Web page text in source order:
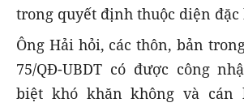
trong quyết định thuộc diện
Ông Hải hỏi, các thôn, bản
75/QĐ-UBDT có được công
biệt khó khăn không và cán